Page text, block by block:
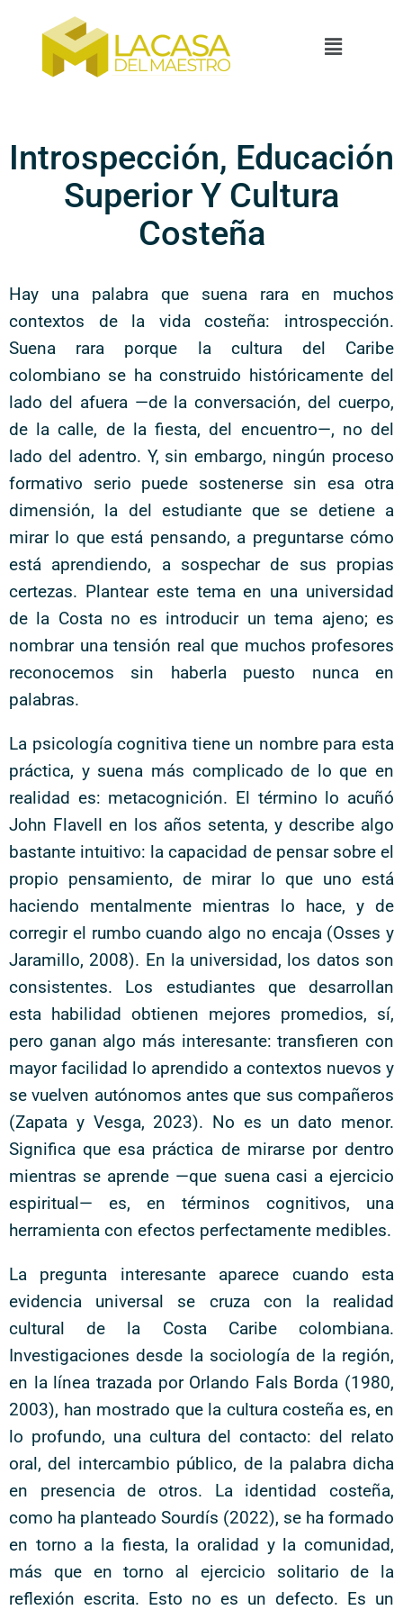
Introspección, Educación
Superior Y Cultura
Costeña
Hay una palabra que suena rara en muchos
contextos de la vida costeña: introspección.
Suena rara porque la cultura del Caribe
colombiano se ha construido históricamente del
lado del afuera —de la conversación, del cuerpo,
de la calle, de la fiesta, del encuentro—, no del
lado del adentro. Y, sin embargo, ningún proceso
formativo serio puede sostenerse sin esa otra
dimensión, la del estudiante que se detiene a
mirar lo que está pensando, a preguntarse cómo
está aprendiendo, a sospechar de sus propias
certezas. Plantear este tema en una universidad
de la Costa no es introducir un tema ajeno; es
nombrar una tensión real que muchos profesores
reconocemos sin haberla puesto nunca en
palabras.
La psicología cognitiva tiene un nombre para esta
práctica, y suena más complicado de lo que en
realidad es: metacognición. El término lo acuñó
John Flavell en los años setenta, y describe algo
bastante intuitivo: la capacidad de pensar sobre el
propio pensamiento, de mirar lo que uno está
haciendo mentalmente mientras lo hace, y de
corregir el rumbo cuando algo no encaja (Osses y
Jaramillo, 2008). En la universidad, los datos son
consistentes. Los estudiantes que desarrollan
esta habilidad obtienen mejores promedios, sí,
pero ganan algo más interesante: transfieren con
mayor facilidad lo aprendido a contextos nuevos y
se vuelven autónomos antes que sus compañeros
(Zapata y Vesga, 2023). No es un dato menor.
Significa que esa práctica de mirarse por dentro
mientras se aprende —que suena casi a ejercicio
espiritual— es, en términos cognitivos, una
herramienta con efectos perfectamente medibles.
La pregunta interesante aparece cuando esta
evidencia universal se cruza con la realidad
cultural de la Costa Caribe colombiana.
Investigaciones desde la sociología de la región,
en la línea trazada por Orlando Fals Borda (1980,
2003), han mostrado que la cultura costeña es, en
lo profundo, una cultura del contacto: del relato
oral, del intercambio público, de la palabra dicha
en presencia de otros. La identidad costeña,
como ha planteado Sourdís (2022), se ha formado
en torno a la fiesta, la oralidad y la comunidad,
más que en torno al ejercicio solitario de la
reflexión escrita. Esto no es un defecto. Es un